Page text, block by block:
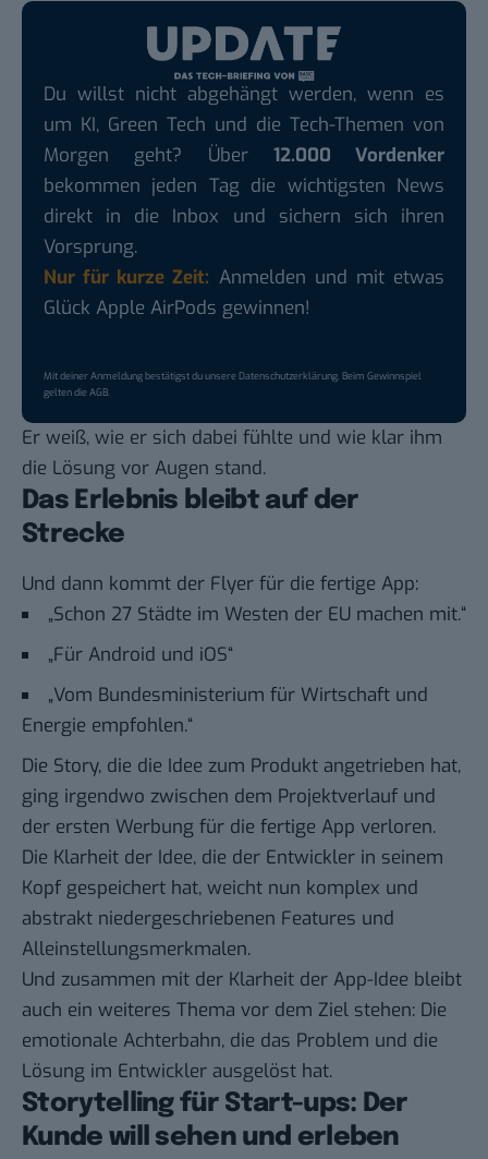
Du willst nicht abgehängt werden, wenn es
um KI, Green Tech und die Tech-Themen von
Morgen geht? Über 12.000 Vordenker
bekommen jeden Tag die wichtigsten News
direkt in die Inbox und sichern sich ihren
Vorsprung.
Nur für kurze Zeit: Anmelden und mit etwas
Glück Apple AirPods gewinnen!
Mit deiner Anmeldung bestätigst du unsereDatenschutzerklärung. Beim Gewinnspiel
gelten dieAGB.
Er weiß, wie er sich dabei fühlte und wie klar ihm
die Lösung vor Augen stand.
Das Erlebnis bleibt auf der
Strecke
Und dann kommt der Flyer für die fertige App:
„Schon 27 Städte im Westen der EU machen mit.“
„Für Android und iOS“
„Vom Bundesministerium für Wirtschaft und
Energie empfohlen.“
Die Story, die die Idee zum Produkt angetrieben hat,
ging irgendwo zwischen dem Projektverlauf und
der ersten Werbung für die fertige App verloren.
Die Klarheit der Idee, die der Entwickler in seinem
Kopf gespeichert hat, weicht nun komplex und
abstrakt niedergeschriebenen Features und
Alleinstellungsmerkmalen.
Und zusammen mit der Klarheit der App-Idee bleibt
auch ein weiteres Thema vor dem Ziel stehen: Die
emotionale Achterbahn, die das Problem und die
Lösung im Entwickler ausgelöst hat.
Storytelling für Start-ups: Der
Kunde will sehen und erleben